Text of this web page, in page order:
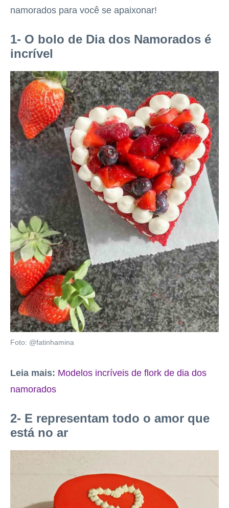
namorados para você se apaixonar!
1- O bolo de Dia dos Namorados é
incrível
Foto: @fatinhamina
Leia mais: Modelos incríveis de flork de dia dos
namorados
2- E representam todo o amor que
está no ar